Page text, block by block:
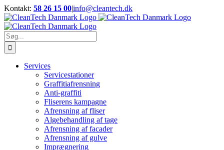
Skip
to
content
Kontakt: 58 26 15 00|info@cleantech.dk
Facebook
LinkedIn
YouTube
Søg
efter:
Services
Servicestationer
Graffitiafrensning
Anti-graffiti
Fliserens kampagne
Afrensning af fliser
Algebehandling af tage
Afrensning af facader
Afrensning af gulve
Imprægnering